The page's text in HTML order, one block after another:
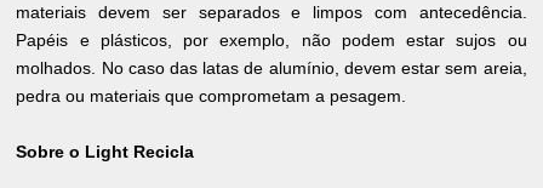
materiais devem ser separados e limpos com antecedência.
Papéis e plásticos, por exemplo, não podem estar sujos ou
molhados. No caso das latas de alumínio, devem estar sem areia,
pedra ou materiais que comprometam a pesagem.
Sobre o Light Recicla